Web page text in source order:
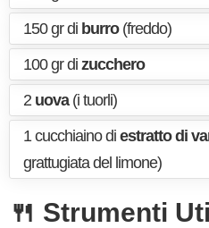
150 gr di burro(freddo)
100 gr di zucchero
2 uova(i tuorli)
1 cucchiaino di estratto di
grattugiata del limone)
🍴 Strumenti